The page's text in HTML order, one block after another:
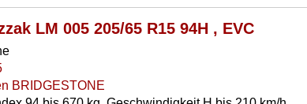
LM 005 205/65 R15 94H , EVC
BRIDGESTONE